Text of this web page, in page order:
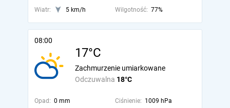
Wiatr: 5 km/h Wilgotność: 77%
08:00
17°C
Odczuwalna 18°C
Zachmurzenie umiarkowane
Opad: 0 mm Ciśnienie: 1009 hPa